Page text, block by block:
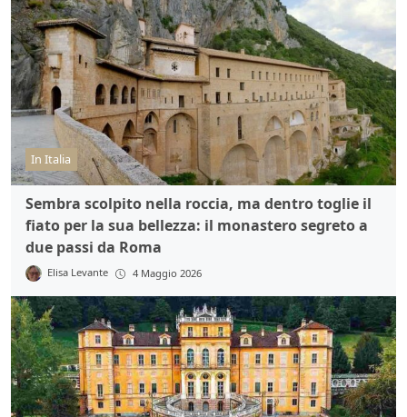
In Italia
Sembra scolpito nella roccia, ma dentro toglie il
fiato per la sua bellezza: il monastero segreto a
due passi da Roma
Elisa Levante 4 Maggio 2026